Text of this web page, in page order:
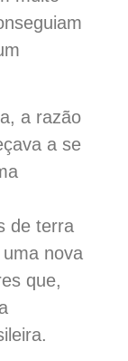
a razão
a se
de terra
uma nova
que,